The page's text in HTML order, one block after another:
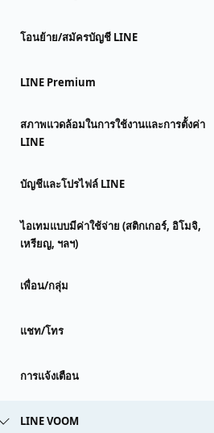
โอนย้าย/สมัครบัญชี LINE
LINE Premium
สภาพแวดล้อมในการใช้งานและการตั้งค่า
LINE
บัญชีและโปรไฟล์ LINE
ไอเทมแบบมีค่าใช้จ่าย (สติกเกอร์, อิโมจิ,
เหรียญ, ฯลฯ)
เพื่อน/กลุ่ม
แชท/โทร
การแจ้งเตือน
LINE VOOM